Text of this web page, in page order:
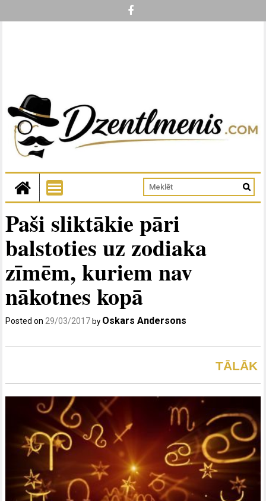
Paši sliktākie pāri
balstoties uz zodiaka
zīmēm, kuriem nav
nākotnes kopā
Posted on29/03/2017 by Oskars Andersons
TĀLĀK